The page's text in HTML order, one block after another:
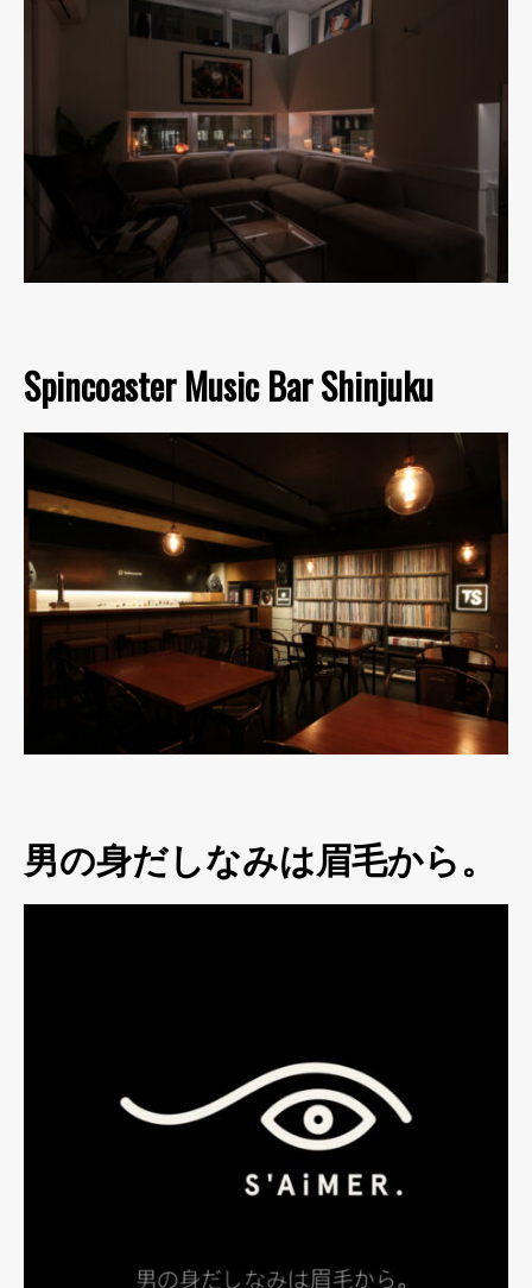
Spincoaster Music Bar Shinjuku
男の身だしなみは眉毛から。